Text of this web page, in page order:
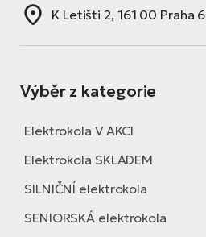
K Letišti 2, 161 00 Praha 6
Výběr z kategorie
Elektrokola V AKCI
Elektrokola SKLADEM
SILNIČNÍ elektrokola
SENIORSKÁ elektrokola